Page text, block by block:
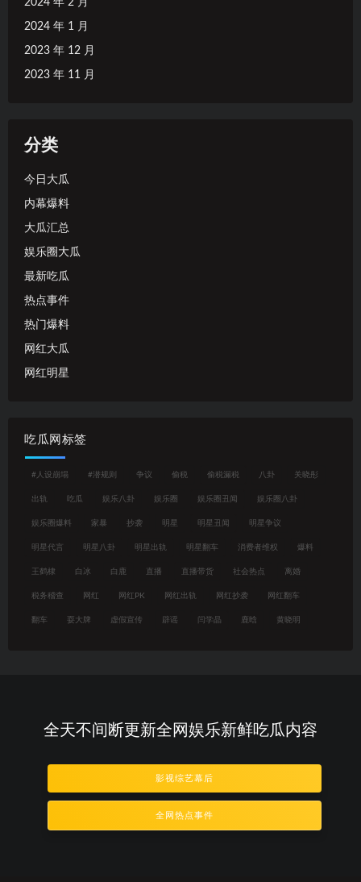
2024 年 2 月
2024 年 1 月
2023 年 12 月
2023 年 11 月
分类
今日大瓜
内幕爆料
大瓜汇总
娱乐圈大瓜
最新吃瓜
热点事件
热门爆料
网红大瓜
网红明星
吃瓜网标签
#人设崩塌 #潜规则 争议 偷税 偷税漏税 八卦 关晓彤
出轨 吃瓜 娱乐八卦 娱乐圈 娱乐圈丑闻 娱乐圈八卦
娱乐圈爆料 家暴 抄袭 明星 明星丑闻 明星争议
明星代言 明星八卦 明星出轨 明星翻车 消费者维权 爆料
王鹤棣 白冰 白鹿 直播 直播带货 社会热点 离婚
税务稽查 网红 网红PK 网红出轨 网红抄袭 网红翻车
翻车 耍大牌 虚假宣传 辟谣 闫学晶 鹿晗 黄晓明
全天不间断更新全网娱乐新鲜吃瓜内容
影视综艺幕后
全网热点事件